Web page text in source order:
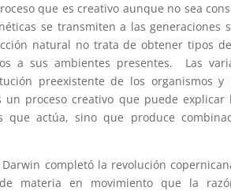
que es creativo aunque no sea
se transmiten a las
natural no trata de obtener tipos
a sus ambientes presentes. Las
preexistente de los organismos
un proceso creativo que puede
que actúa, sino que produce
completó la revolución
materia en movimiento que la